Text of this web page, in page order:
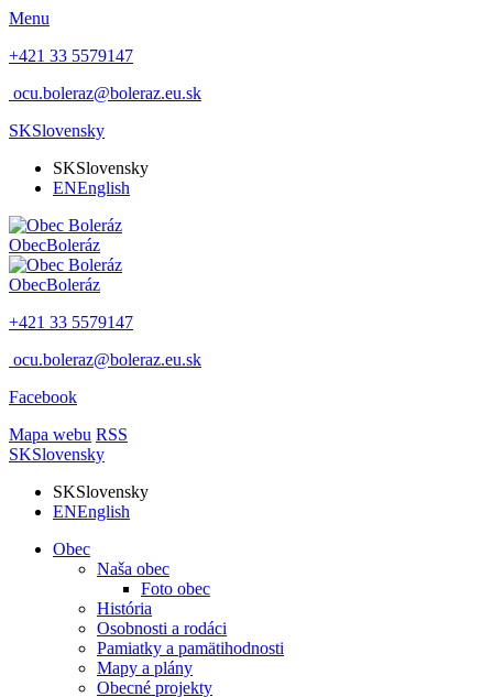
Menu
+421 33 5579147
ocu.boleraz@boleraz.eu.sk
SKSlovensky
SKSlovensky
ENEnglish
ObecBoleráz
ObecBoleráz
+421 33 5579147
ocu.boleraz@boleraz.eu.sk
Facebook
Mapa webu RSS
SKSlovensky
SKSlovensky
ENEnglish
Obec
Naša obec
Foto obec
História
Osobnosti a rodáci
Pamiatky a pamätihodnosti
Mapy a plány
Obecné projekty